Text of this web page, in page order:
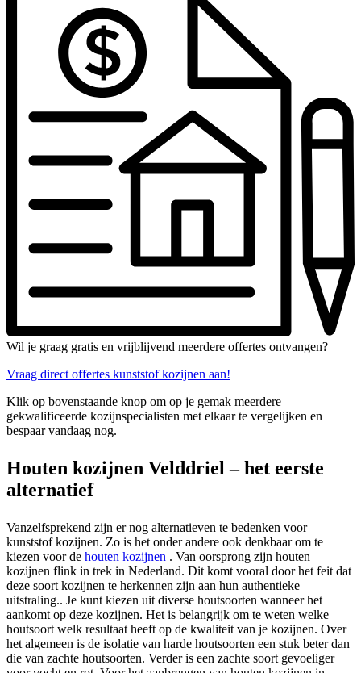
Wil je graag gratis en vrijblijvend meerdere offertes ontvangen?
Vraag direct offertes kunststof kozijnen aan!
Klik op bovenstaande knop om op je gemak meerdere
gekwalificeerde kozijnspecialisten met elkaar te vergelijken en
bespaar vandaag nog.
Houten kozijnen Velddriel – het eerste
alternatief
Vanzelfsprekend zijn er nog alternatieven te bedenken voor
kunststof kozijnen. Zo is het onder andere ook denkbaar om te
kiezen voor de houten kozijnen . Van oorsprong zijn houten
kozijnen flink in trek in Nederland. Dit komt vooral door het feit dat
deze soort kozijnen te herkennen zijn aan hun authentieke
uitstraling.. Je kunt kiezen uit diverse houtsoorten wanneer het
aankomt op deze kozijnen. Het is belangrijk om te weten welke
houtsoort welk resultaat heeft op de kwaliteit van je kozijnen. Over
het algemeen is de isolatie van harde houtsoorten een stuk beter dan
die van zachte houtsoorten. Verder is een zachte soort gevoeliger